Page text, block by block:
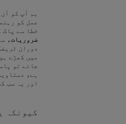
ہم آپ کو
عمل کو
خطا سے پاک
ضروریات،
دوران
میں کھڑے
جائے تو
ہے،
اور یہ سب
کیونکہ